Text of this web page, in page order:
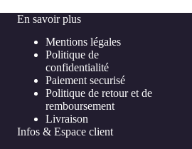
En savoir plus
Mentions légales
Politique de
confidentialité
Paiement securisé
Politique de retour et de
remboursement
Livraison
Infos & Espace client